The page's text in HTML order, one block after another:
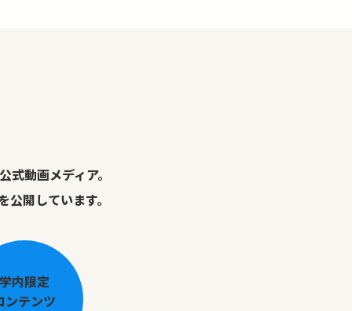
式動画メディア。
開しています。
学内限定
ンテンツ